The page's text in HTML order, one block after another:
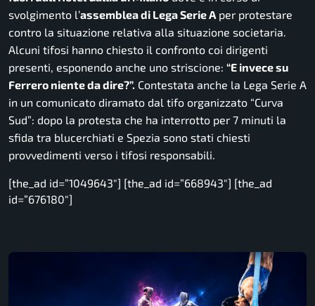
svolgimento l’assemblea di Lega Serie A per protestare
contro la situazione relativa alla situazione societaria.
Alcuni tifosi hanno chiesto il confronto coi dirigenti
presenti, esponendo anche uno striscione: “E invece su
Ferrero niente da dire?”. Contestata anche la Lega Serie A
in un comunicato diramato dal tifo organizzato “Curva
Sud”: dopo la protesta che ha interrotto per 7 minuti la
sfida tra blucerchiati e Spezia sono stati chiesti
provvedimenti verso i tifosi responsabili.
[the_ad id=”1049643″] [the_ad id=”668943″] [the_ad
id=”676180″]